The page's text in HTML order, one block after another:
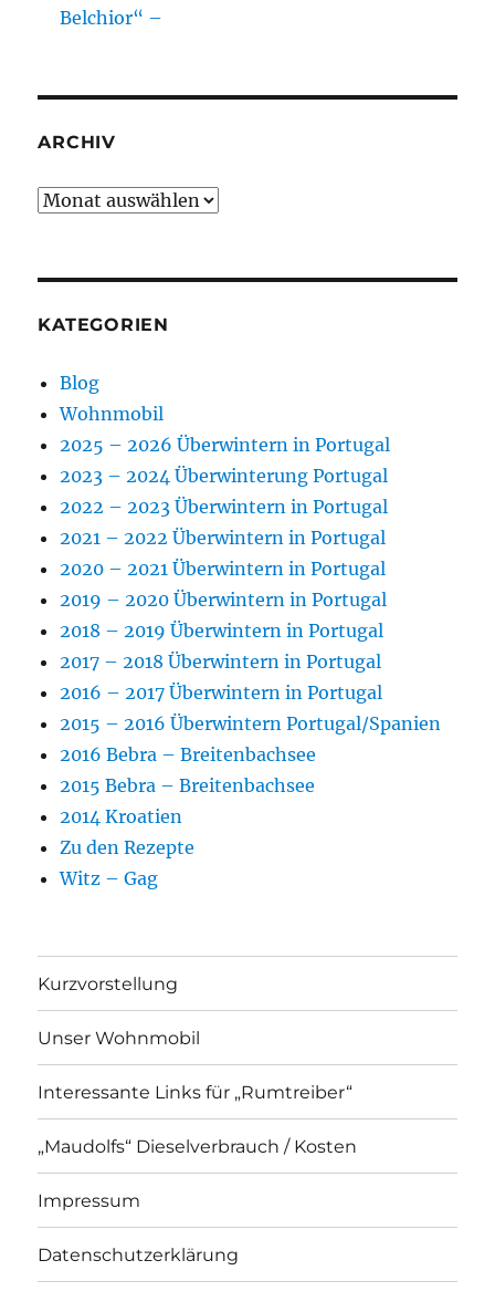
Belchior“ –
ARCHIV
Archiv
KATEGORIEN
Blog
Wohnmobil
2025 – 2026 Überwintern in Portugal
2023 – 2024 Überwinterung Portugal
2022 – 2023 Überwintern in Portugal
2021 – 2022 Überwintern in Portugal
2020 – 2021 Überwintern in Portugal
2019 – 2020 Überwintern in Portugal
2018 – 2019 Überwintern in Portugal
2017 – 2018 Überwintern in Portugal
2016 – 2017 Überwintern in Portugal
2015 – 2016 Überwintern Portugal/Spanien
2016 Bebra – Breitenbachsee
2015 Bebra – Breitenbachsee
2014 Kroatien
Zu den Rezepte
Witz – Gag
Kurzvorstellung
Unser Wohnmobil
Interessante Links für „Rumtreiber“
„Maudolfs“ Dieselverbrauch / Kosten
Impressum
Datenschutzerklärung